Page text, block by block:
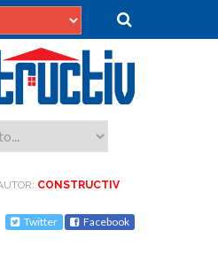
CONSTRUCTIV
Twitter Facebook